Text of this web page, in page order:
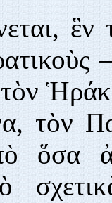
ἓν
τὸν
ὅσα